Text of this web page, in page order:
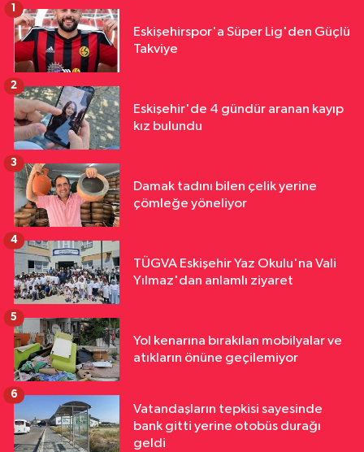
Eskişehirspor'a Süper Lig'den Güçlü
Takviye
1
Eskişehir'de 4 gündür aranan kayıp
kız bulundu
2
Damak tadını bilen çelik yerine
çömleğe yöneliyor
3
TÜGVA Eskişehir Yaz Okulu'na Vali
Yılmaz'dan anlamlı ziyaret
4
Yol kenarına bırakılan mobilyalar ve
atıkların önüne geçilemiyor
5
Vatandaşların tepkisi sayesinde
bank gitti yerine otobüs durağı
geldi
6